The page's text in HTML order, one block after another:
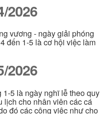
2026
vương - ngày giải phóng
đến 1-5 là cơ hội việc làm
2026
5 là ngày nghĩ lễ theo quy
lịch cho nhân viên các cá
đó các công việc như cho